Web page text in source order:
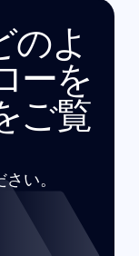
のよ
ーを
ご覧
い。